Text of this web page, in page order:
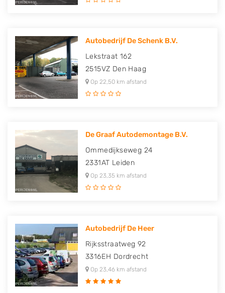
Autobedrijf De Schenk B.V.
Lekstraat 162
2515VZ Den Haag
Op 22,50 km afstand
De Graaf Autodemontage B.V.
Ommedijkseweg 24
2331AT Leiden
Op 23,35 km afstand
Autobedrijf De Heer
Rijksstraatweg 92
3316EH Dordrecht
Op 23,46 km afstand